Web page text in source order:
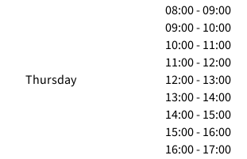
Thursday
08:00 - 09:00
09:00 - 10:00
10:00 - 11:00
11:00 - 12:00
12:00 - 13:00
13:00 - 14:00
14:00 - 15:00
15:00 - 16:00
16:00 - 17:00